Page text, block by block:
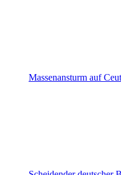
Massenansturm auf